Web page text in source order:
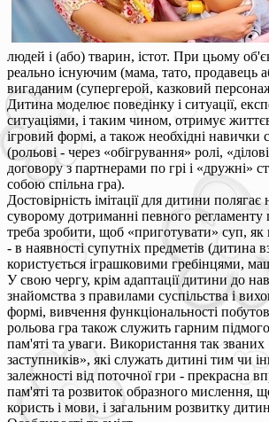
людей і (або) тварин, істот. При цьому
реально існуючим (мама, тато, продавець
вигаданим (супергерой, казковий
Дитина моделює поведінку і ситуації,
ситуаціями, і таким чином, отримує
ігровий формі, а також необхідні навички
(рольові - через «обігрування» ролі,
договору з партнерами по грі і «дружні»
собою спільна гра).
Достовірність імітації для дитини полягає
суворому дотриманні певного
треба зробити, щоб «приготувати» суп, як
- в наявності супутніх предметів (дитина
користується іграшковими гребінцями,
У свою чергу, крім адаптації дитини до
знайомства з правилами суспільства і
формі, вивчення функціональності
рольова гра також служить гарним
пам'яті та уваги. Використання так званих
заступників», які служать дитині тим чи
залежності від поточної гри - прекрасна
пам'яті та розвиток образного мислення,
користь і мови, і загальним розвитку